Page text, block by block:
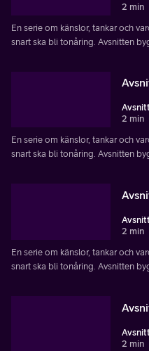
2 min
En serie om känslor, tankar och
snart ska bli tonåring. Avsnitten
2 min
En serie om känslor, tankar och
snart ska bli tonåring. Avsnitten
2 min
En serie om känslor, tankar och
snart ska bli tonåring. Avsnitten
2 min